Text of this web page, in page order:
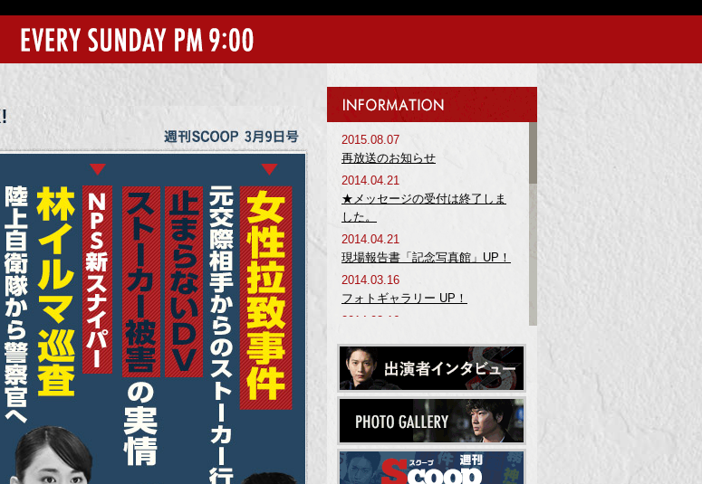
2015.08.07
再放送のお知らせ
2014.04.21
★メッセージの受付は終了しま
した。
2014.04.21
現場報告書「記念写真館」UP！
2014.03.16
フォトギャラリー UP！
2014.03.16
2014.03.16
プレゼントクイズ UP！
2014.03.12
警察略語 第10回 UP！
2014.03.09
DVD発売決定＆プレゼントのあ
て先はこちら！